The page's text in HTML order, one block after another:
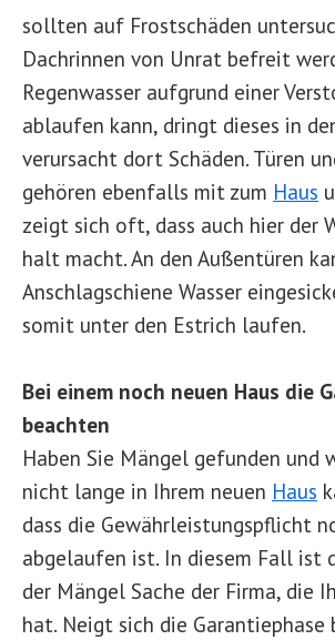
sollten auf Frostschäden
Dachrinnen von Unrat befreit
Regenwasser aufgrund einer
ablaufen kann, dringt dieses in
verursacht dort Schäden. Türen
gehören ebenfalls mit zum Haus
zeigt sich oft, dass auch hier der
halt macht. An den Außentüren
Anschlagschiene Wasser
somit unter den Estrich laufen.
Bei einem noch neuen Haus die
beachten
Haben Sie Mängel gefunden und
nicht lange in Ihrem neuen Haus
dass die Gewährleistungspflicht
abgelaufen ist. In diesem Fall ist
der Mängel Sache der Firma, die
hat. Neigt sich die Garantiephase